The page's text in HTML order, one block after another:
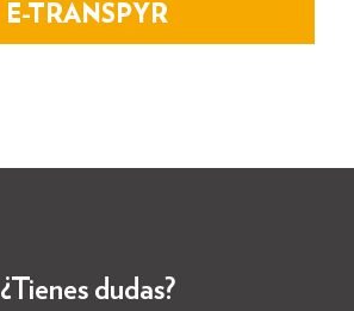
E-TRANSPYR
MÁS INFORMACIÓN
GRAVEL
¿Tienes dudas?